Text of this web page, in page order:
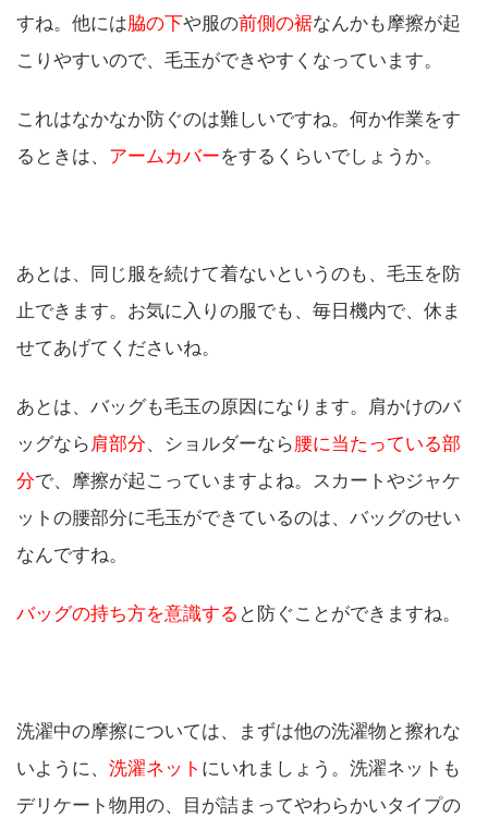
すね。他には脇の下や服の前側の裾なんかも摩擦が起
こりやすいので、毛玉ができやすくなっています。
これはなかなか防ぐのは難しいですね。何か作業をす
るときは、 アームカバーをするくらいでしょうか。
あとは、同じ服を続けて着ないというのも、毛玉を防
止できます。お気に入りの服でも、毎日機内で、休ま
せてあげてくださいね。
あとは、バッグも毛玉の原因になります。肩かけのバ
ッグなら肩部分、ショルダーなら腰に当たっている部
分で、摩擦が起こっていますよね。スカートやジャケ
ットの腰部分に毛玉ができているのは、バッグのせい
なんですね。
バッグの持ち方を意識する と防ぐことができますね。
洗濯中の摩擦については、まずは他の洗濯物と擦れな
いように、 洗濯ネット にいれましょう。洗濯ネットも
デリケート物用の、目が詰まってやわらかいタイプの